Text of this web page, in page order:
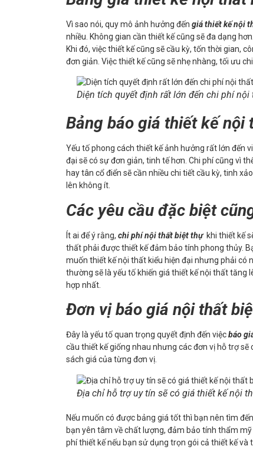
Vì sao nói, quy mô ảnh hưởng đến giá thiết kế nội
nhiều. Không gian cần thiết kế cũng sẽ đa dạng
Khi đó, việc thiết kế cũng sẽ cầu kỳ, tốn thời gian,
đơn giản. Việc thiết kế cũng sẽ nhẹ nhàng, tối ưu chi
Diện tích quyết định rất lớn đến chi phí
Bảng báo giá thiết kế
Yếu tố phong cách thiết kế ảnh hưởng rất lớn đến
đại sẽ có sự đơn giản, tinh tế hơn. Chi phí cũng vì
hay tân cổ điển sẽ cần nhiều chi tiết cầu kỳ, tinh
lên không ít.
Các yêu cầu đặc biệt
Ít ai để ý rằng, chi phí nội thất biệt thự khi thiết kế
thất phải được thiết kế đảm bảo tính phong thủy.
muốn thiết kế nội thất kiểu hiện đại nhưng phải có
thường sẽ là yếu tố khiến giá thiết kế nội thất tăng
hợp nhất.
Đơn vị báo giá nội thất
Đây là yếu tố quan trọng quyết định đến việcbáo
cầu thiết kế giống nhau nhưng các đơn vị hỗ trợ
sách giá của từng đơn vị.
Địa chỉ hỗ trợ uy tín sẽ có giá thiết kế nội
Nếu muốn có được bảng giá tốt thì bạn nên tìm
bạn yên tâm về chất lượng, đảm bảo tính thẩm
phí thiết kế nếu bạn sử dụng trọn gói cả thiết kế